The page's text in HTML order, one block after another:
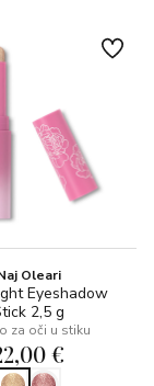
Oleari
Eyeshadow
2,5 g
za oči u stiku
€